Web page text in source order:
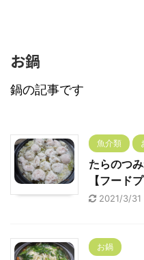
お鍋
鍋の記事です
魚介類
たらのつ
【フード
2021/3/31
お鍋